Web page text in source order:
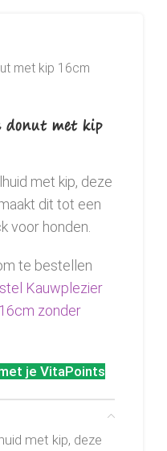
met kip 16cm
donut met kip
met kip, deze
dit tot een
voor honden.
te bestellen
Kauwplezier
zonder
je VitaPoints
met kip, deze